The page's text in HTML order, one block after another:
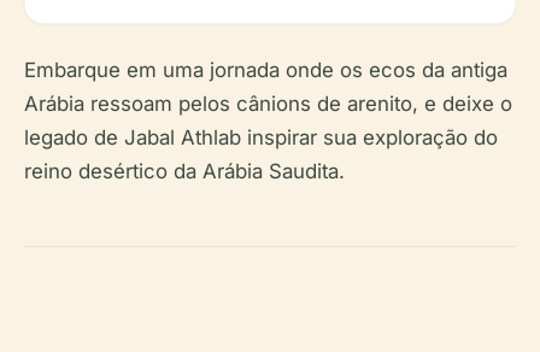
Embarque em uma jornada onde os ecos da antiga
Arábia ressoam pelos cânions de arenito, e deixe o
legado de Jabal Athlab inspirar sua exploração do
reino desértico da Arábia Saudita.